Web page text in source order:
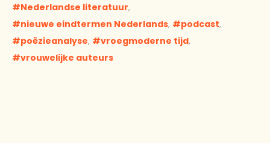
Nederlandse literatuur,
nieuwe eindtermen Nederlands, podcast,
poëzieanalyse, vroegmoderne tijd,
vrouwelijke auteurs